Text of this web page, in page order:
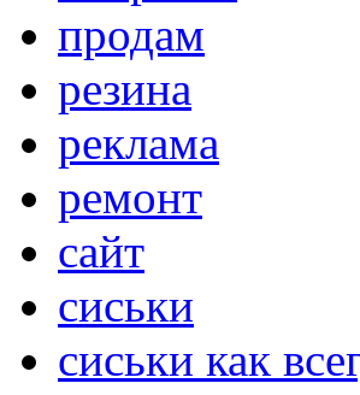
продам
резина
реклама
ремонт
сайт
сиськи
сиськи как